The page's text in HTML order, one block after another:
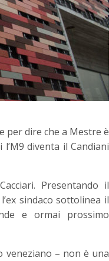
per dire che a Mestre è
diventa il Candiani
Presentando il
sindaco sottolinea il
e ormai prossimo
veneziano – non è una